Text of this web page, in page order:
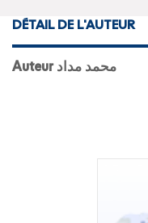
DÉTAIL DE L'AUTEUR
Auteur محمد مداد